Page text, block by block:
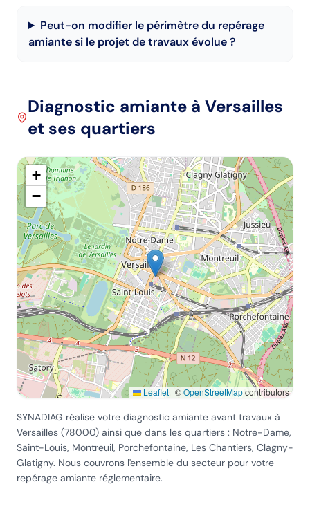
Peut-on modifier le périmètre du repérage
amiante si le projet de travaux évolue ?
Diagnostic amiante à Versailles
et ses quartiers
+
−
Leaflet | ©OpenStreetMapcontributors
SYNADIAG réalise votre diagnostic amiante avant travaux à
Versailles (78000) ainsi que dans les quartiers : Notre-Dame,
Saint-Louis, Montreuil, Porchefontaine, Les Chantiers, Clagny-
Glatigny. Nous couvrons l'ensemble du secteur pour votre
repérage amiante réglementaire.